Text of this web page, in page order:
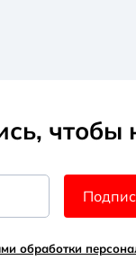
чтобы
обработки